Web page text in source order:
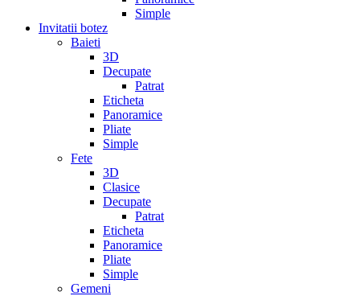
Simple
Invitatii botez
Baieti
3D
Decupate
Patrat
Eticheta
Panoramice
Pliate
Simple
Fete
3D
Clasice
Decupate
Patrat
Eticheta
Panoramice
Pliate
Simple
Gemeni